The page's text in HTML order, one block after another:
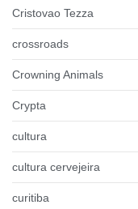
Cristovao Tezza
crossroads
Crowning Animals
Crypta
cultura
cultura cervejeira
curitiba